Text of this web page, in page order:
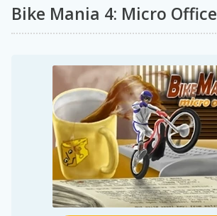
Bike Mania 4: Micro Office